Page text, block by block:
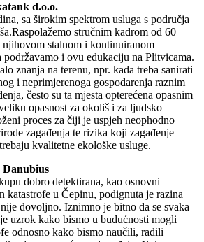
d.o.o.
sa širokim spektrom usluga s područja
stručnim kadrom od 60
njihovom stalnom i kontinuiranom
podržavamo i ovu edukaciju na Plitvicama.
znanja na terenu, npr. kada treba sanirati
i neprimjerenoga gospodarenja raznim
često su ta mjesta opterećena opasnim
opasnost za okoliš i za ljudsko
proces za čiji je uspjeh neophodno
zagađenja te rizika koji zagađenje
kvalitetne ekološke usluge.
dobro detektirana, kao osnovni
katastrofe u Čepinu, podignuta je razina
dovoljno. Iznimno je bitno da se svaka
uzrok kako bismo u budućnosti mogli
odnosno kako bismo naučili, radili